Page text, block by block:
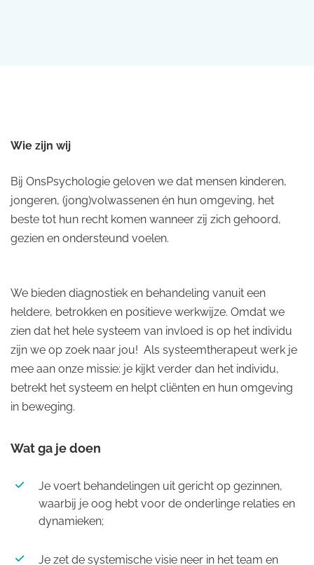
Wie zijn wij
Bij OnsPsychologie geloven we dat mensen kinderen,
jongeren, (jong)volwassenen én hun omgeving, het
beste tot hun recht komen wanneer zij zich gehoord,
gezien en ondersteund voelen.
We bieden diagnostiek en behandeling vanuit een
heldere, betrokken en positieve werkwijze. Omdat we
zien dat het hele systeem van invloed is op het individu
zijn we op zoek naar jou! Als systeemtherapeut werk je
mee aan onze missie: je kijkt verder dan het individu,
betrekt het systeem en helpt cliënten en hun omgeving
in beweging.
Wat ga je doen
Je voert behandelingen uit gericht op gezinnen,
waarbij je oog hebt voor de onderlinge relaties en
dynamieken;
Je zet de systemische visie neer in het team en